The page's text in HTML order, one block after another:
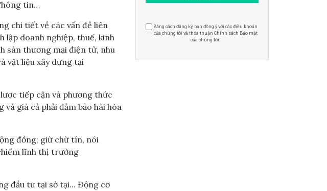
tin…
chi tiết về các vấn đề liên
lập doanh nghiệp, thuế, kinh
sàn thương mại điện tử, nhu
vật liệu xây dựng tại
tiếp cận và phương thức
giá cả phải đảm bảo hài hòa
đồng; giữ chữ tín, nói
lĩnh thị trường
đầu tư tại sở tại... Động cơ
Bằng cách đăng ký, bạn đồng ý với các điều khoản
của chúng tôi và thỏa thuận Chính sách Bảo mật
của chúng tôi.